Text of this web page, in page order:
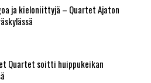
ja kieloniittyjä – Quartet Ajaton
Quartet soitti huippukeikan